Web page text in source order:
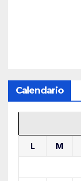
Calendario
L M